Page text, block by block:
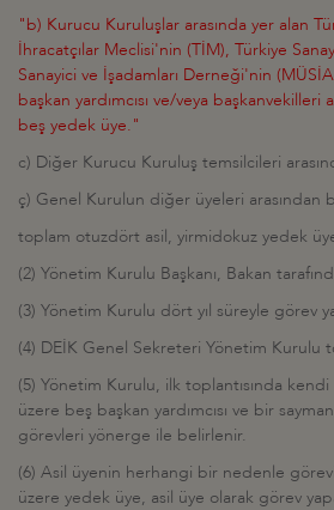
"b) Kurucu Kuruluşlar arasında yer alan
İhracatçılar Meclisi'nin (TİM), Türkiye
Sanayici ve İşadamları Derneği'nin
başkan yardımcısı ve/veya
beş yedek üye."
c) Diğer Kurucu Kuruluş temsilcileri
ç) Genel Kurulun diğer üyeleri arasından
toplam otuzdört asil, yirmidokuz yedek
(2) Yönetim Kurulu Başkanı, Bakan
(3) Yönetim Kurulu dört yıl süreyle görev
(4) DEİK Genel Sekreteri Yönetim Kurulu
(5) Yönetim Kurulu, ilk toplantısında
üzere beş başkan yardımcısı ve bir
görevleri yönerge ile belirlenir.
(6) Asil üyenin herhangi bir nedenle
üzere yedek üye, asil üye olarak görev